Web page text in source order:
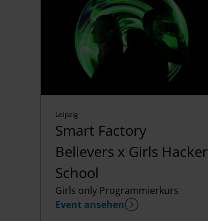
Leipzig
Smart Factory
Believers x Girls Hacker
School
Girls only Programmierkurs
Event ansehen